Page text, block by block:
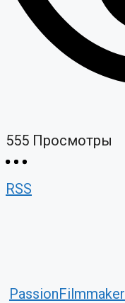
555 Просмотры
RSS
PassionFilmmaker